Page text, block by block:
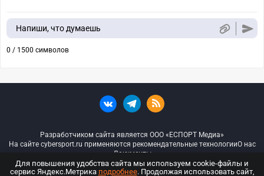
Напиши, что думаешь
0 / 1500 символов
Разработчиком сайта является ООО «ЕСПОРТ Медиа»
На сайте cybersport.ru применяются рекомендательные технологииО нас
Документы
© ООО «Киберспорт.ру» — Все права защищены
Для повышения удобства сайта мы используем cookie-файлы и
сервис Яндекс.Метрика подробнее. Продолжая использовать сайт,